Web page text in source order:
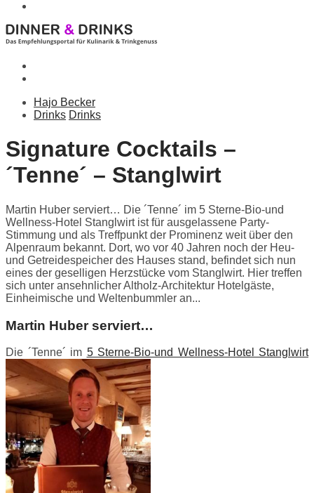
Hajo Becker
Drinks Drinks
Signature Cocktails –
´Tenne´ – Stanglwirt
Martin Huber serviert… Die ´Tenne´ im 5 Sterne-Bio-und
Wellness-Hotel Stanglwirt ist für ausgelassene Party-
Stimmung und als Treffpunkt der Prominenz weit über den
Alpenraum bekannt. Dort, wo vor 40 Jahren noch der Heu-
und Getreidespeicher des Hauses stand, befindet sich nun
eines der geselligen Herzstücke vom Stanglwirt. Hier treffen
sich unter ansehnlicher Altholz-Architektur Hotelgäste,
Einheimische und Weltenbummler an...
Martin Huber serviert…
Die ´Tenne´ im 5 Sterne-Bio-und Wellness-Hotel Stanglwirt